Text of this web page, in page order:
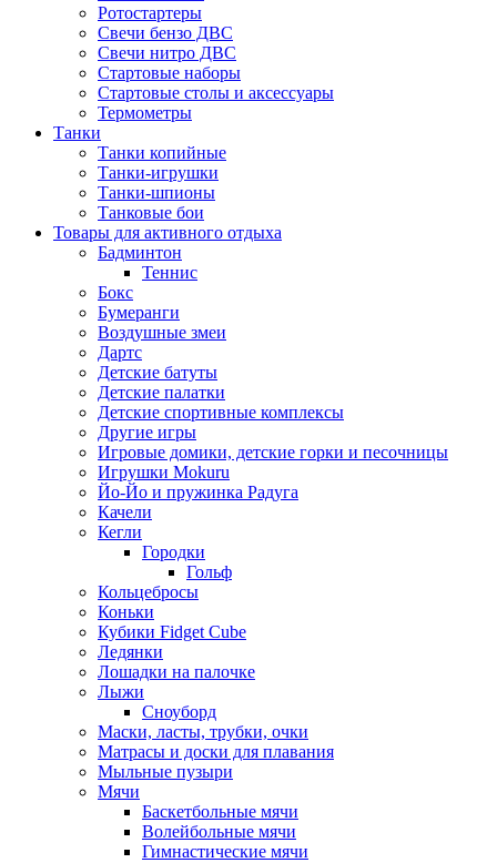
Ротостартеры
Свечи бензо ДВС
Свечи нитро ДВС
Стартовые наборы
Стартовые столы и аксессуары
Термометры
Танки
Танки копийные
Танки-игрушки
Танки-шпионы
Танковые бои
Товары для активного отдыха
Бадминтон
Теннис
Бокс
Бумеранги
Воздушные змеи
Дартс
Детские батуты
Детские палатки
Детские спортивные комплексы
Другие игры
Игровые домики, детские горки и песочницы
Игрушки Mokuru
Йо-Йо и пружинка Радуга
Качели
Кегли
Городки
Гольф
Кольцебросы
Коньки
Кубики Fidget Cube
Ледянки
Лошадки на палочке
Лыжи
Сноуборд
Маски, ласты, трубки, очки
Матрасы и доски для плавания
Мыльные пузыри
Мячи
Баскетбольные мячи
Волейбольные мячи
Гимнастические мячи